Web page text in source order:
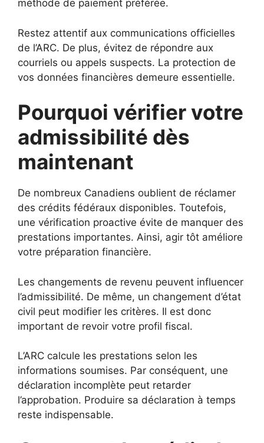
méthode de paiement préférée.
Restez attentif aux communications officielles
de l’ARC. De plus, évitez de répondre aux
courriels ou appels suspects. La protection de
vos données financières demeure essentielle.
Pourquoi vérifier votre
admissibilité dès
maintenant
De nombreux Canadiens oublient de réclamer
des crédits fédéraux disponibles. Toutefois,
une vérification proactive évite de manquer des
prestations importantes. Ainsi, agir tôt améliore
votre préparation financière.
Les changements de revenu peuvent influencer
l’admissibilité. De même, un changement d’état
civil peut modifier les critères. Il est donc
important de revoir votre profil fiscal.
L’ARC calcule les prestations selon les
informations soumises. Par conséquent, une
déclaration incomplète peut retarder
l’approbation. Produire sa déclaration à temps
reste indispensable.